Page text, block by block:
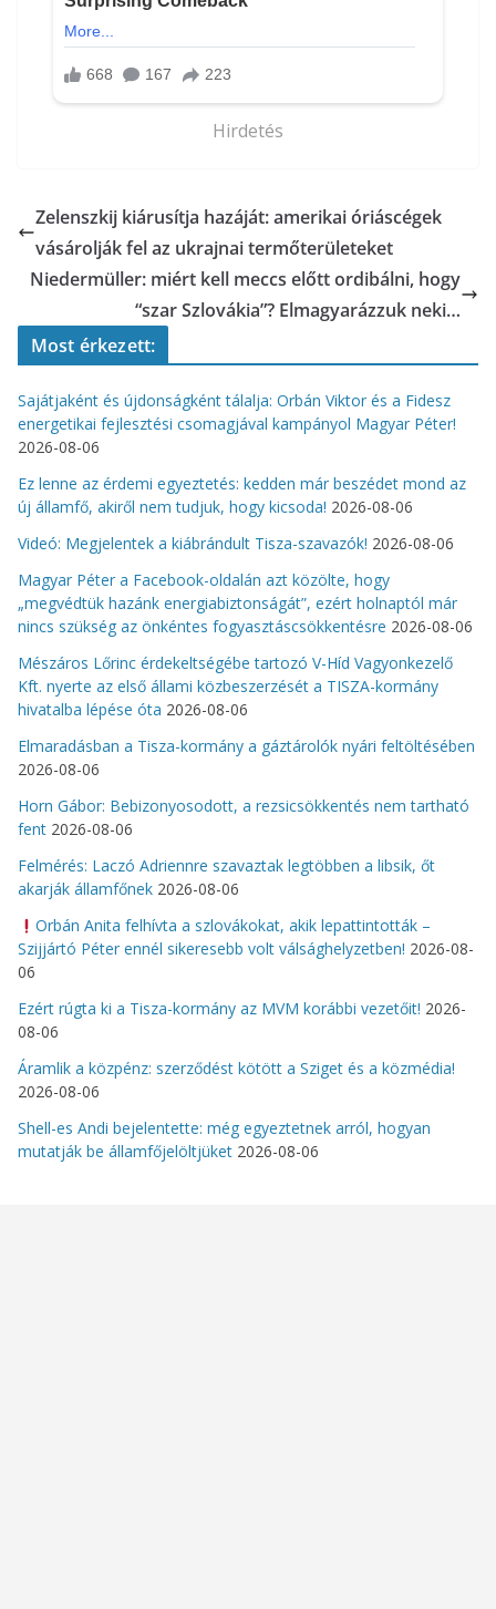
Hirdetés
Zelenszkij kiárusítja hazáját: amerikai óriáscégek
vásárolják fel az ukrajnai termőterületeket
Niedermüller: miért kell meccs előtt ordibálni, hogy
“szar Szlovákia”? Elmagyarázzuk neki…
Most érkezett:
Sajátjaként és újdonságként tálalja: Orbán Viktor és a Fidesz
energetikai fejlesztési csomagjával kampányol Magyar Péter!
2026-08-06
Ez lenne az érdemi egyeztetés: kedden már beszédet mond az
új államfő, akiről nem tudjuk, hogy kicsoda! 2026-08-06
Videó: Megjelentek a kiábrándult Tisza-szavazók! 2026-08-06
Magyar Péter a Facebook-oldalán azt közölte, hogy
„megvédtük hazánk energiabiztonságát”, ezért holnaptól már
nincs szükség az önkéntes fogyasztáscsökkentésre 2026-08-06
Mészáros Lőrinc érdekeltségébe tartozó V-Híd Vagyonkezelő
Kft. nyerte az első állami közbeszerzését a TISZA-kormány
hivatalba lépése óta 2026-08-06
Elmaradásban a Tisza-kormány a gáztárolók nyári feltöltésében
2026-08-06
Horn Gábor: Bebizonyosodott, a rezsicsökkentés nem tartható
fent 2026-08-06
Felmérés: Laczó Adriennre szavaztak legtöbben a libsik, őt
akarják államfőnek 2026-08-06
Orbán Anita felhívta a szlovákokat, akik lepattintották –
Szijjártó Péter ennél sikeresebb volt válsághelyzetben! 2026-08-
06
Ezért rúgta ki a Tisza-kormány az MVM korábbi vezetőit! 2026-
08-06
Áramlik a közpénz: szerződést kötött a Sziget és a közmédia!
2026-08-06
Shell-es Andi bejelentette: még egyeztetnek arról, hogyan
mutatják be államfőjelöltjüket 2026-08-06